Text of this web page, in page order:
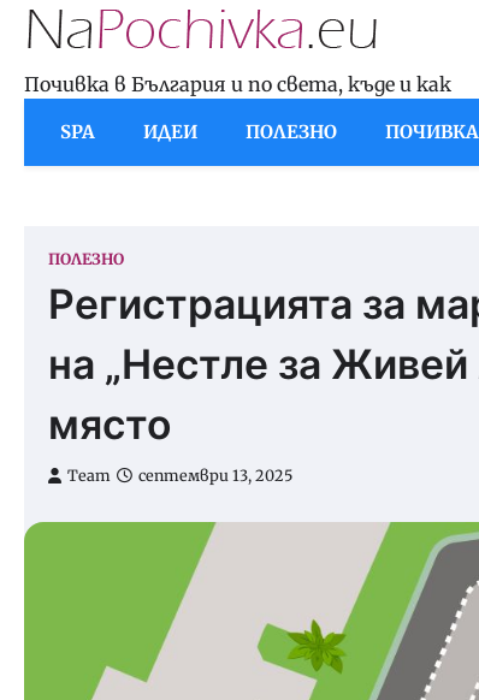
Skip
content
Почивка в България и по света, къде и как
SPA ИДЕИ ПОЛЕЗНО ПОЧИВКА
ПОЛЕЗНО
Регистрацията за
на „Нестле за
място
Team септември 13, 2025